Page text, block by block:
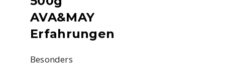
AVA&MAY
Erfahrungen
Besonders